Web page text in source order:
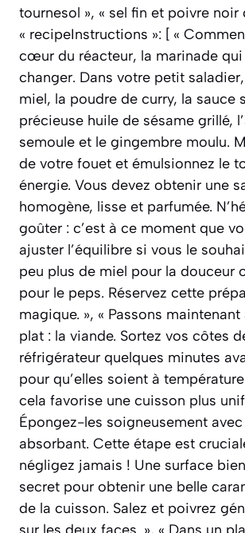
tournesol », « sel fin et poivre noir
« recipeInstructions »: [ «
cœur du réacteur, la marinade
changer. Dans votre petit
miel, la poudre de curry, la sauce
précieuse huile de sésame grillé,
semoule et le gingembre moulu.
de votre fouet et émulsionnez le
énergie. Vous devez obtenir une
homogène, lisse et parfumée.
goûter : c’est à ce moment que
ajuster l’équilibre si vous le
peu plus de miel pour la douceur
pour le peps. Réservez cette
magique. », « Passons
plat : la viande. Sortez vos côtes
réfrigérateur quelques minutes
pour qu’elles soient à
cela favorise une cuisson plus
Épongez-les soigneusement
absorbant. Cette étape est
négligez jamais ! Une surface
secret pour obtenir une belle
de la cuisson. Salez et poivrez